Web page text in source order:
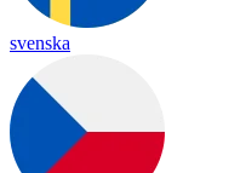
svenska